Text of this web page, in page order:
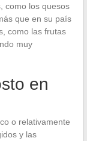
como los quesos
que en su país
como las frutas
muy
en
o relativamente
y las